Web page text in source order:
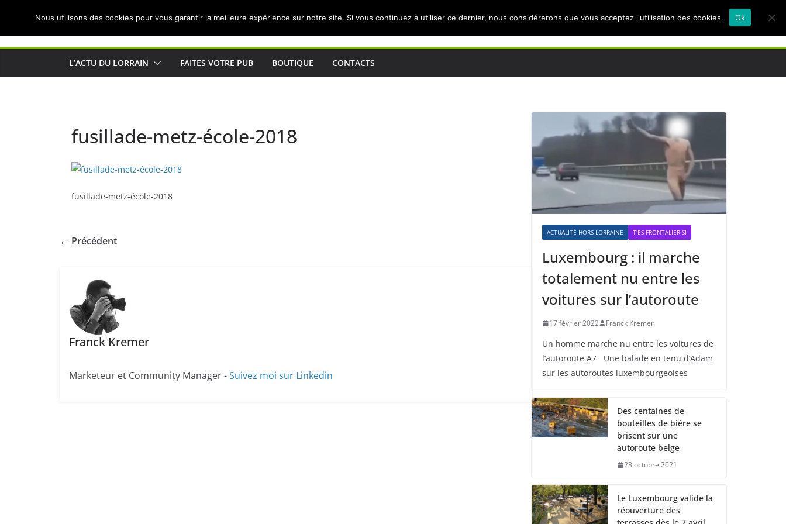
Actualités de Lorraine pour les Lorrains
L’ACTU DU LORRAIN FAITES VOTRE PUB BOUTIQUE CONTACTS
fusillade-metz-école-2018
fusillade-metz-école-2018
← Précédent
Franck Kremer
Marketeur et Community Manager -Suivez moi sur Linkedin
ACTUALITÉ HORS LORRAINE T'ES FRONTALIER SI
Luxembourg : il marche
totalement nu entre les
voitures sur l’autoroute
17 février 2022 Franck Kremer
Un homme marche nu entre les voitures de
l’autoroute A7 Une balade en tenu d’Adam
sur les autoroutes luxembourgeoises
Des centaines de
bouteilles de bière se
brisent sur une
autoroute belge
28 octobre 2021
Le Luxembourg valide la
réouverture des
Nous utilisons des cookies pour vous garantir la meilleure expérience sur notre site. Si vous continuez à utiliser ce dernier, nous considérerons que vous acceptez l'utilisation des cookies. Ok